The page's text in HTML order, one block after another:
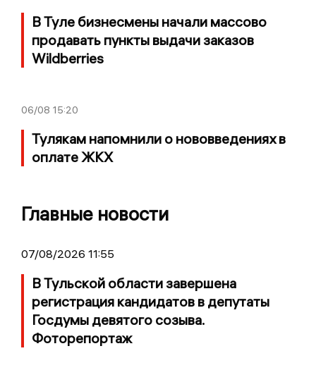
В Туле бизнесмены начали массово
продавать пункты выдачи заказов
Wildberries
06/08 15:20
Тулякам напомнили о нововведениях в
оплате ЖКХ
Главные новости
07/08/2026 11:55
В Тульской области завершена
регистрация кандидатов в депутаты
Госдумы девятого созыва.
Фоторепортаж